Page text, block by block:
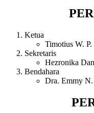
Ketua
Timotius W.
Sekretaris
Hezronika
Bendahara
Dra. Emmy N.